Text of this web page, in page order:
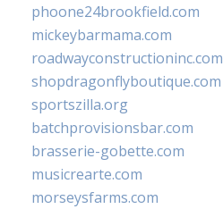
phoone24brookfield.com
mickeybarmama.com
roadwayconstructioninc.com
shopdragonflyboutique.com
sportszilla.org
batchprovisionsbar.com
brasserie-gobette.com
musicrearte.com
morseysfarms.com